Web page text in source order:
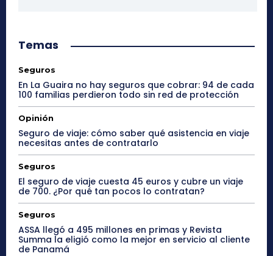
Temas
Seguros
En La Guaira no hay seguros que cobrar: 94 de cada
100 familias perdieron todo sin red de protección
Opinión
Seguro de viaje: cómo saber qué asistencia en viaje
necesitas antes de contratarlo
Seguros
El seguro de viaje cuesta 45 euros y cubre un viaje
de 700. ¿Por qué tan pocos lo contratan?
Seguros
ASSA llegó a 495 millones en primas y Revista
Summa la eligió como la mejor en servicio al cliente
de Panamá